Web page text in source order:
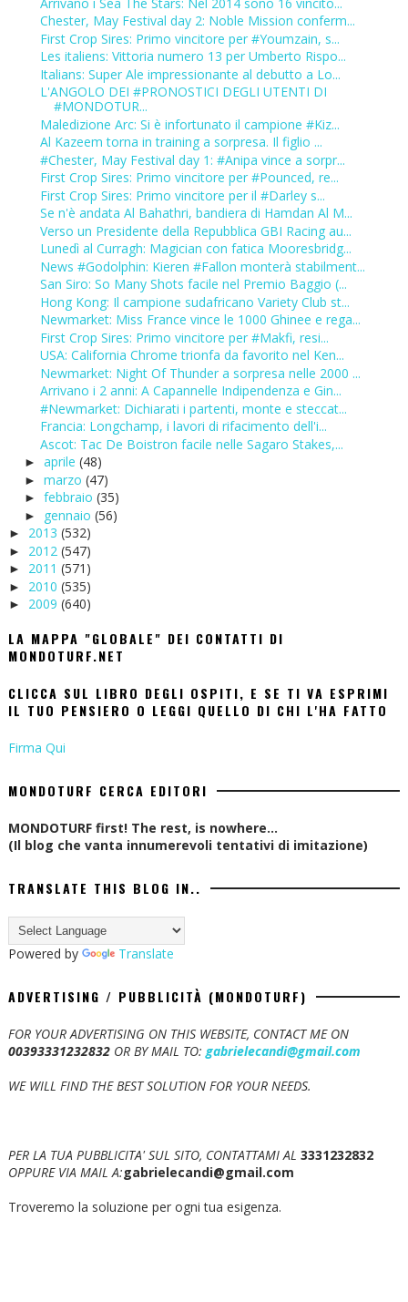
Chester, May Festival day 2: Noble Mission conferm...
First Crop Sires: Primo vincitore per #Youmzain, s...
Les italiens: Vittoria numero 13 per Umberto Rispo...
Italians: Super Ale impressionante al debutto a Lo...
L'ANGOLO DEI #PRONOSTICI DEGLI UTENTI DI
#MONDOTUR...
Maledizione Arc: Si è infortunato il campione #Kiz...
Al Kazeem torna in training a sorpresa. Il figlio ...
#Chester, May Festival day 1: #Anipa vince a sorpr...
First Crop Sires: Primo vincitore per #Pounced, re...
First Crop Sires: Primo vincitore per il #Darley s...
Se n'è andata Al Bahathri, bandiera di Hamdan Al M...
Verso un Presidente della Repubblica GBI Racing au...
Lunedì al Curragh: Magician con fatica Mooresbridg...
News #Godolphin: Kieren #Fallon monterà stabilment...
San Siro: So Many Shots facile nel Premio Baggio (...
Hong Kong: Il campione sudafricano Variety Club st...
Newmarket: Miss France vince le 1000 Ghinee e rega...
First Crop Sires: Primo vincitore per #Makfi, resi...
USA: California Chrome trionfa da favorito nel Ken...
Newmarket: Night Of Thunder a sorpresa nelle 2000 ...
Arrivano i 2 anni: A Capannelle Indipendenza e Gin...
#Newmarket: Dichiarati i partenti, monte e steccat...
Francia: Longchamp, i lavori di rifacimento dell'i...
Ascot: Tac De Boistron facile nelle Sagaro Stakes,...
► aprile (48)
► marzo (47)
► febbraio (35)
► gennaio (56)
► 2013 (532)
► 2012 (547)
► 2011 (571)
► 2010 (535)
► 2009 (640)
LA MAPPA "GLOBALE" DEI CONTATTI DI
MONDOTURF.NET
CLICCA SUL LIBRO DEGLI OSPITI, E SE TI VA ESPRIMI
IL TUO PENSIERO O LEGGI QUELLO DI CHI L'HA FATTO
Firma Qui
MONDOTURF CERCA EDITORI
MONDOTURF first! The rest, is nowhere...
(Il blog che vanta innumerevoli tentativi di imitazione)
TRANSLATE THIS BLOG IN..
Powered by Translate
ADVERTISING / PUBBLICITÀ (MONDOTURF)
FOR YOUR ADVERTISING ON THIS WEBSITE, CONTACT ME ON
00393331232832OR BY MAIL TO:gabrielecandi@gmail.com
WE WILL FIND THE BEST SOLUTION FOR YOUR NEEDS.
PER LA TUA PUBBLICITA' SUL SITO, CONTATTAMI AL 3331232832
OPPURE VIA MAIL A:gabrielecandi@gmail.com
Troveremo la soluzione per ogni tua esigenza.